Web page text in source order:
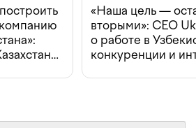
«Наша цель —
вторыми»: CEO
о работе в
конкуренции и